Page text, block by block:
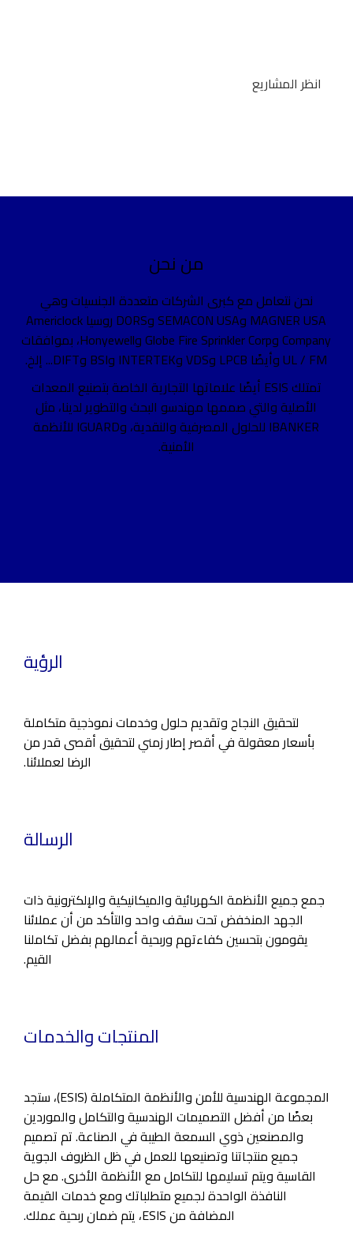
انظر المشاريع
من نحن
نحن نتعامل مع كبرى الشركات متعددة الجنسيات وهي
MAGNER USA وSEMACON USA وDORS روسيا Americlock
Company وGlobe Fire Sprinkler Corp وHonyewell، بموافقات
UL / FM وأيضًا LPCB وVDS وINTERTEK وBSI وDIFT... إلخ.
تمتلك ESIS أيضًا علاماتها التجارية الخاصة بتصنيع المعدات
الأصلية والتي صممها مهندسو البحث والتطوير لدينا، مثل
IBANKER للحلول المصرفية والنقدية، وIGUARD للأنظمة
الأمنية.
الرؤية
لتحقيق النجاح وتقديم حلول وخدمات نموذجية متكاملة
بأسعار معقولة في أقصر إطار زمني لتحقيق أقصى قدر من
الرضا لعملائنا.
الرسالة
جمع جميع الأنظمة الكهربائية والميكانيكية والإلكترونية ذات
الجهد المنخفض تحت سقف واحد والتأكد من أن عملائنا
يقومون بتحسين كفاءتهم وربحية أعمالهم بفضل تكاملنا
القيم.
المنتجات والخدمات
المجموعة الهندسية للأمن والأنظمة المتكاملة (ESIS)، ستجد
بعضًا من أفضل التصميمات الهندسية والتكامل والموردين
والمصنعين ذوي السمعة الطيبة في الصناعة. تم تصميم
جميع منتجاتنا وتصنيعها للعمل في ظل الظروف الجوية
القاسية ويتم تسليمها للتكامل مع الأنظمة الأخرى. مع حل
النافذة الواحدة لجميع متطلباتك ومع خدمات القيمة
المضافة من ESIS، يتم ضمان ربحية عملك.